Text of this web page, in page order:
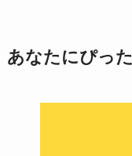
あなたにぴっ